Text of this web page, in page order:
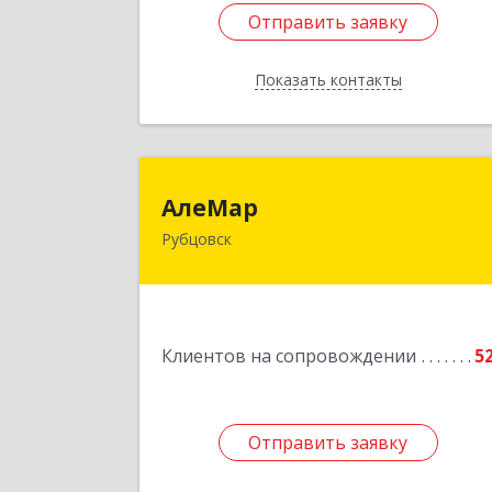
Отправить заявку
Показать контакты
Отправить заявку
Назад
АлеМар
Рубцовск
Клиентов на сопровождении
Отправить заявку
658210, Алтайский край, Рубцовск г,
Отправить заявку